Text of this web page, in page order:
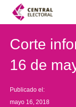
Corte
16 de
Publicado el:
mayo 16, 2018